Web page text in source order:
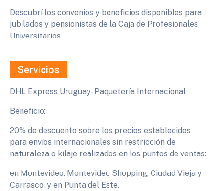
Descubrí los convenios y beneficios disponibles para
jubilados y pensionistas de la Caja de Profesionales
Universitarios.
Servicios
DHL Express Uruguay- Paquetería Internacional
Beneficio:
20% de descuento sobre los precios establecidos
para envíos internacionales sin restricción de
naturaleza o kilaje realizados en los puntos de ventas:
en Montevideo: Montevideo Shopping, Ciudad Vieja y
Carrasco, y en Punta del Este.